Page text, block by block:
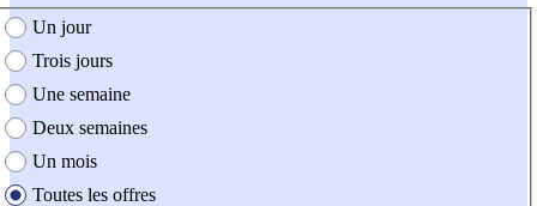
création de l'offre
Un jour
Trois jours
Une semaine
Deux semaines
Un mois
Toutes les offres